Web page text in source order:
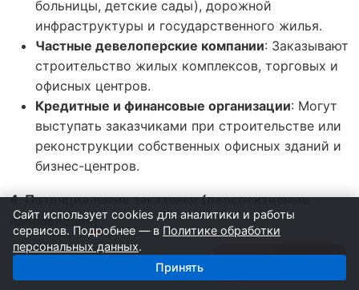
больницы, детские сады), дорожной
инфраструктуры и государственного жилья.
Частные девелоперские компании: Заказывают
строительство жилых комплексов, торговых и
офисных центров.
Кредитные и финансовые организации: Могут
выступать заказчиками при строительстве или
реконструкции собственных офисных зданий и
бизнес-центров.
4. Потенциальные заказчики (перспективные
направления)
Рынок строительства в УФО продолжает
развиваться, открывая новые возможности.
12 275 компаний
Сайт использует cookies для аналитики и работы
сервисов. Подробнее — в Политике обработки
персональных данных.
Принять